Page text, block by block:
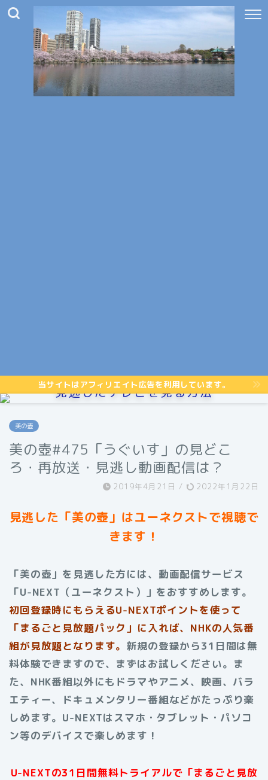
当サイトはアフィリエイト広告を利用しています。
見逃したテレビを見る方法
美の壺
美の壺#475「うぐいす」の見どこ
ろ・再放送・見逃し動画配信は？
2019年4月21日 / 2022年1月22日
見逃した「美の壺」はユーネクストで視聴で
きます！
「美の壺」を見逃した方には、動画配信サービス
「U-NEXT（ユーネクスト）」をおすすめします。
初回登録時にもらえるU-NEXTポイントを使って
「まるごと見放題パック」に入れば、NHKの人気番
組が見放題となります。 新規の登録から31日間は無
料体験できますので、まずはお試しください。ま
た、NHK番組以外にもドラマやアニメ、映画、バラ
エティー、ドキュメンタリー番組などがたっぷり楽
しめます。U-NEXTはスマホ・タブレット・パソコ
ン等のデバイスで楽しめます！
U-NEXTの31日間無料トライアルで「まるごと見放